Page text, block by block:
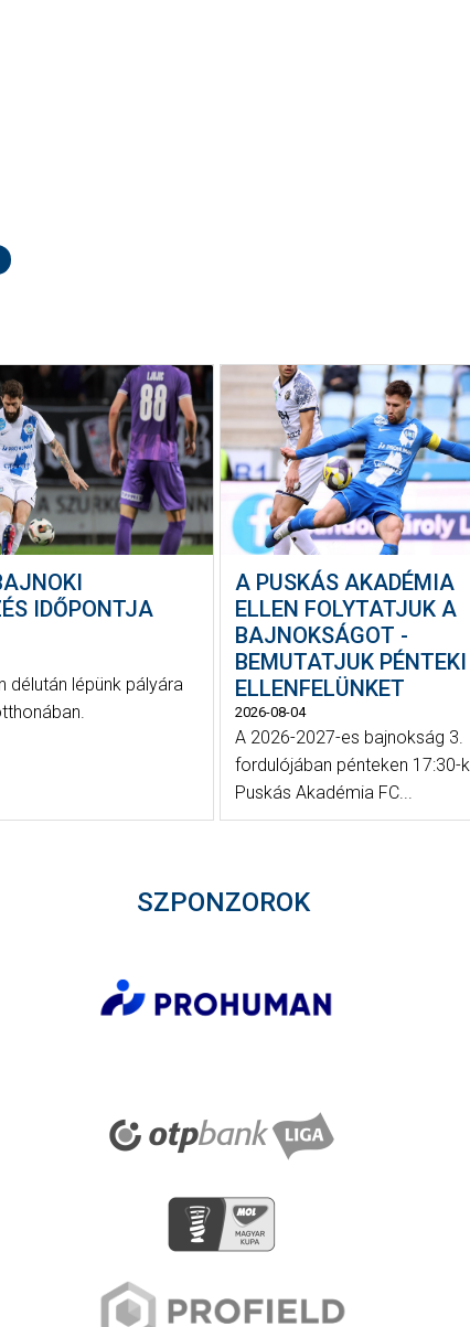
IDŐPONTJA
délután lépünk pályára
A PUSKÁS AKADÉMIA
ELLEN FOLYTATJUK A
BAJNOKSÁGOT -
BEMUTATJUK PÉNTEKI
ELLENFELÜNKET
2026-08-04
A 2026-2027-es bajnokság 3.
fordulójában pénteken 17:30-
Puskás Akadémia FC...
SZPONZOROK